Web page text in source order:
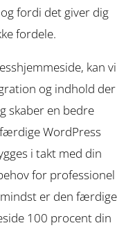
fordi det giver dig
fordele.
kan vi
og indhold der
skaber en bedre
WordPress
i takt med din
for professionel
mindst er den færdige
100 procent din